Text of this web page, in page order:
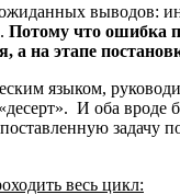
выводов:
Потому что ошибка
а на этапе
языком,
И оба вроде
поставленную задачу
весь цикл: